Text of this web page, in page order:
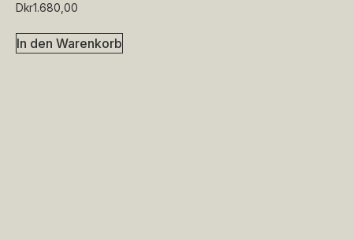
Dkr1.680,00
In den Warenkorb